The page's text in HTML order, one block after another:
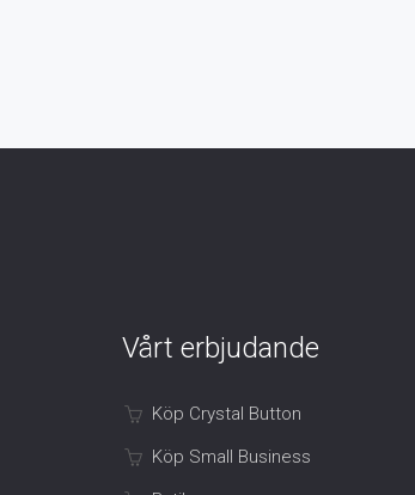
Vårt erbjudande
Köp Crystal Button
Köp Small Business